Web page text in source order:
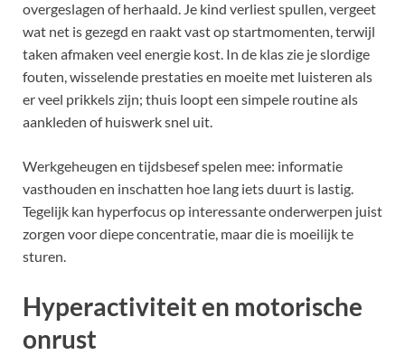
overgeslagen of herhaald. Je kind verliest spullen, vergeet
wat net is gezegd en raakt vast op startmomenten, terwijl
taken afmaken veel energie kost. In de klas zie je slordige
fouten, wisselende prestaties en moeite met luisteren als
er veel prikkels zijn; thuis loopt een simpele routine als
aankleden of huiswerk snel uit.
Werkgeheugen en tijdsbesef spelen mee: informatie
vasthouden en inschatten hoe lang iets duurt is lastig.
Tegelijk kan hyperfocus op interessante onderwerpen juist
zorgen voor diepe concentratie, maar die is moeilijk te
sturen.
Hyperactiviteit en motorische
onrust